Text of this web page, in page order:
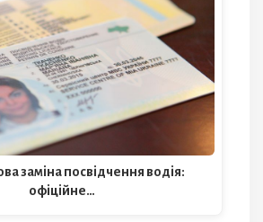
заміна посвідчення водія:
офіційне…